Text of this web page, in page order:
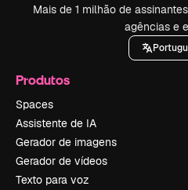
Mais de 1 milhão de
agências e
Produtos
Spaces
Assistente de IA
Gerador de imagens
Gerador de vídeos
Texto para voz